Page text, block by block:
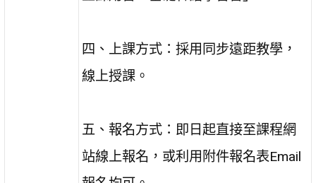
四、上課方式：採用同步遠距教學，
線上授課。
五、報名方式：即日起直接至課程網
站線上報名，或利用附件報名表Email